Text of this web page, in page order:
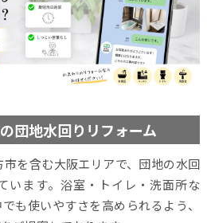
団地水回りリフォーム
を含む大阪エリアで、団地の水回
います。浴室・トイレ・洗面所な
も使いやすさを高められるよう、